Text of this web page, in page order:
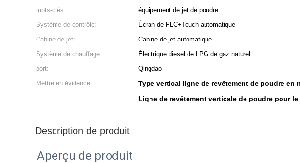
mots-clés: équipement de jet de poudre
Système de contrôle:
Écran de PLC+Touch automatique
Cabine de jet:
Cabine de jet automatique
Système de chauffage:
Électrique diesel de LPG de gaz naturel
port:
Qingdao
Mettre en évidence:
Type vertical ligne de revêtement de poudre en
Ligne de revêtement verticale de poudre pour le
Description de produit
Aperçu de produit